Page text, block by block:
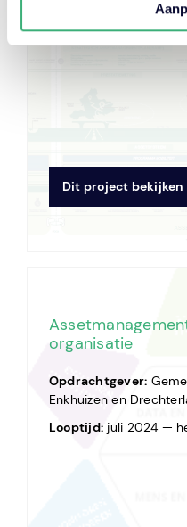
Looptijd:2016
Dit project bekijken
organisatie
Opdrachtgever:
Enkhuizen en
Looptijd: juli 2024 —